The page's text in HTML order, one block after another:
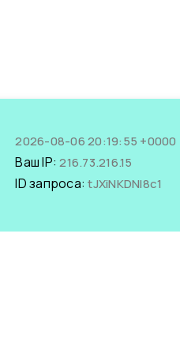
2026-08-06 20:19:55 +0000
Ваш IP:216.73.216.15
ID запроса:tJXiNKDNI8c1